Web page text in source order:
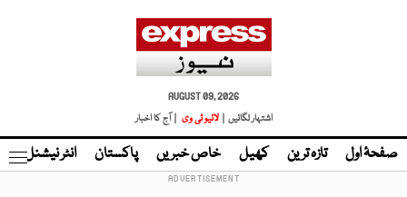
AUGUST 09, 2026
اشتہار لگائیں |
لائیو ٹی وی | آج کا اخبار
صفحۂ اول تازہ ترین کھیل خاص خبریں پاکستان انٹر نیشنل